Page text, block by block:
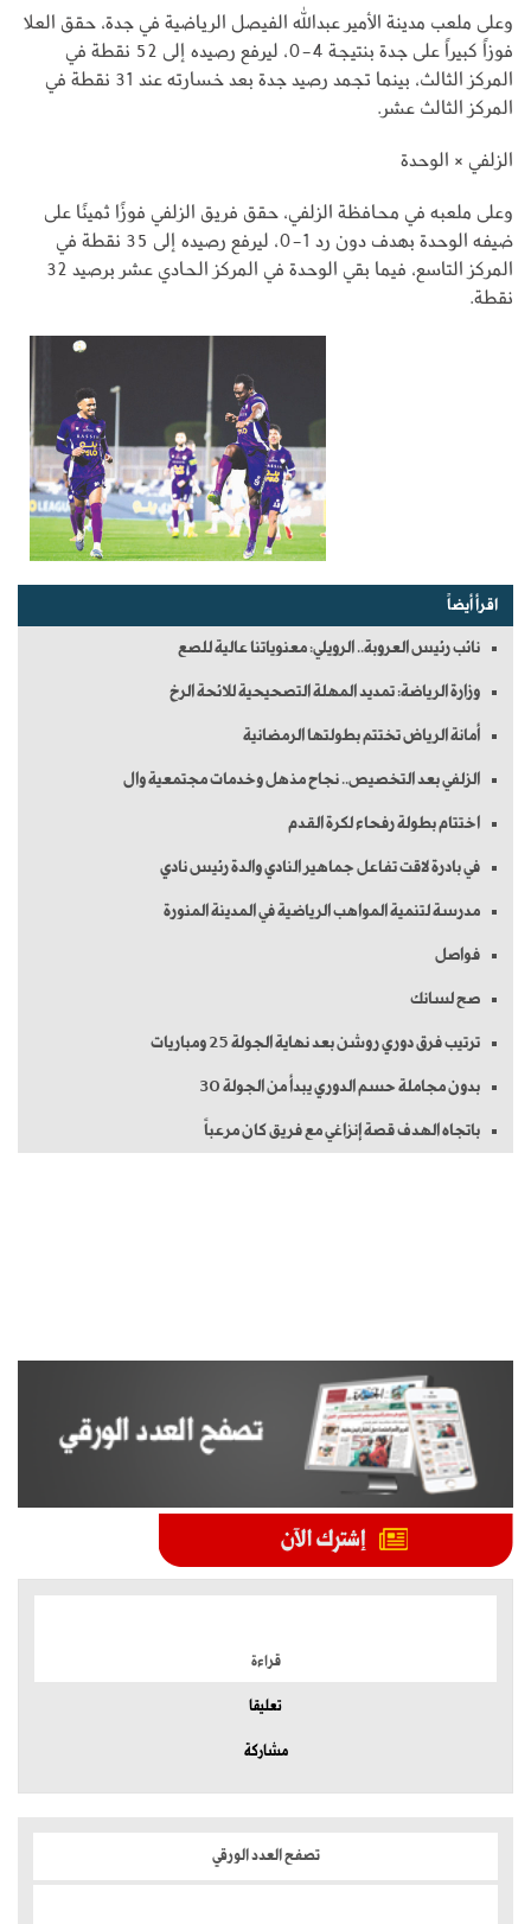
وعلى ملعب مدينة الأمير عبدالله الفيصل الرياضية في جدة، حقق العلا
فوزاً كبيراً على جدة بنتيجة 4-0، ليرفع رصيده إلى 52 نقطة في
المركز الثالث، بينما تجمد رصيد جدة بعد خسارته عند 31 نقطة في
المركز الثالث عشر.
الزلفي × الوحدة
وعلى ملعبه في محافظة الزلفي، حقق فريق الزلفي فوزًا ثمينًا على
ضيفه الوحدة بهدف دون رد 1-0، ليرفع رصيده إلى 35 نقطة في
المركز التاسع، فيما بقي الوحدة في المركز الحادي عشر برصيد 32
نقطة.
اقرأ أيضاً
نائب رئيس العروبة.. الرويلي: معنوياتنا عالية للصع
وزارة الرياضة: تمديد المهلة التصحيحية للائحة الرخ
أمانة الرياض تختتم بطولتها الرمضانية
الزلفي بعد التخصيص.. نجاح مذهل وخدمات مجتمعية وال
اختتام بطولة رفحاء لكرة القدم
في بادرة لاقت تفاعل جماهير النادي والدة رئيس نادي
مدرسة لتنمية المواهب الرياضية في المدينة المنورة
فواصل
صح لسانك
ترتيب فرق دوري روشن بعد نهاية الجولة 25 ومباريات
بدون مجاملة حسم الدوري يبدأ من الجولة 30
باتجاه الهدف قصة إنزاغي مع فريق كان مرعباً
قراءة
تعليقا
مشاركة
تصفح العدد الورقي